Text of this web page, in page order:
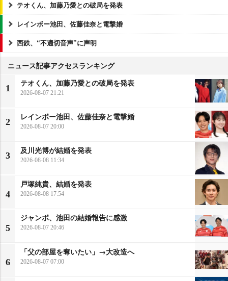
テオくん、加藤乃愛との破局を発表
レインボー池田、佐藤佳奈と電撃婚
西鉄、“不適切音声”に声明
ニュース記事アクセスランキング
1
テオくん、加藤乃愛との破局を発表
2026-08-07 21:21
2
レインボー池田、佐藤佳奈と電撃婚
2026-08-07 20:00
3
及川光博が結婚を発表
2026-08-08 11:34
4
戸塚純貴、結婚を発表
2026-08-08 17:54
5
ジャンボ、池田の結婚報告に感激
2026-08-07 20:46
6
「父の部屋を奪いたい」→大改造へ
2026-08-07 07:00